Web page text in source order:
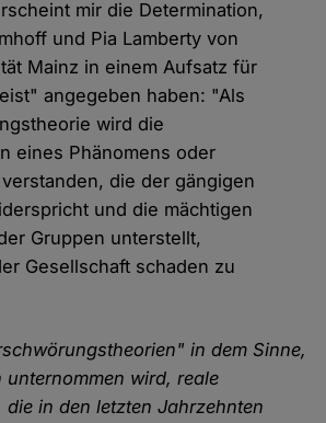
mir die Determination,
und Pia Lamberty von
Mainz in einem Aufsatz für
angegeben haben: "Als
wird die
eines Phänomens oder
die der gängigen
und die mächtigen
Gruppen unterstellt,
Gesellschaft schaden zu
in dem Sinne,
unternommen wird, reale
die in den letzten Jahrzehnten